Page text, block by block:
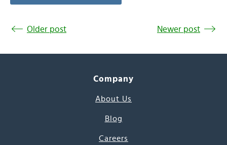
Older post Newer post
Company
About Us
Blog
Careers